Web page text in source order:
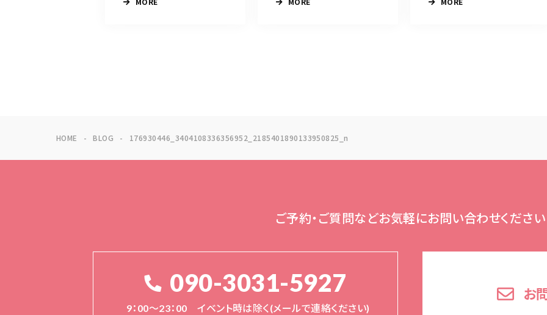
HOME BLOG 176930446_3404108336356952_2185401890133950825_n
ご予約・ご質問などお気軽にお問い合わせください
090-3031-5927
9：00～23：00 イベント時は除く(メールで連絡ください)
お